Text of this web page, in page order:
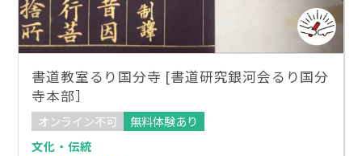
書道教室るり国分寺 [書道研究銀河会るり国分
寺本部］
オンライン不可
無料体験あり
文化・伝統